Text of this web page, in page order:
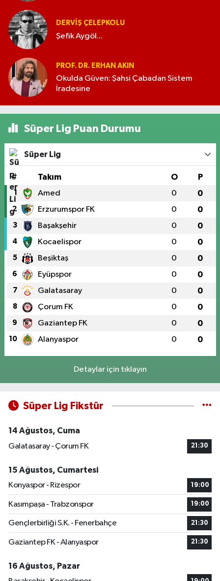
DERVIŞ ÇELEPKOLU
Şefik Aygöl...
PROF. DR. ERHAN AKIN
Okulda Güven: Şahsi Çabadan Sistem
İradesine
Süper Lig Puan Durumu
Süper Lig
# Takım O P
1 Amed 0 0
2 Erzurumspor FK 0 0
3 Başakşehir 0 0
4 Kocaelispor 0 0
5 Beşiktaş 0 0
6 Eyüpspor 0 0
7 Galatasaray 0 0
8 Çorum FK 0 0
9 Gaziantep FK 0 0
10 Alanyaspor 0 0
Detaylar için tıklayın
Süper Lig Fikstür
14 Ağustos, Cuma
Galatasaray - Çorum FK
21:30
15 Ağustos, Cumartesi
Konyaspor - Rizespor
19:00
Kasımpaşa - Trabzonspor 19:00
Gençlerbirliği S.K. - Fenerbahçe 21:30
Gaziantep FK - Alanyaspor 21:30
16 Ağustos, Pazar